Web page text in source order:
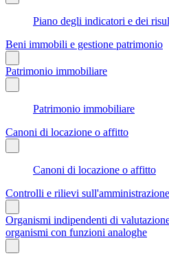
Piano degli indicatori e dei
Beni immobili e gestione patrimonio
Patrimonio immobiliare
Patrimonio immobiliare
Canoni di locazione o affitto
Canoni di locazione o affitto
Controlli e rilievi sull'amministrazione
Organismi indipendenti di
organismi con funzioni analoghe